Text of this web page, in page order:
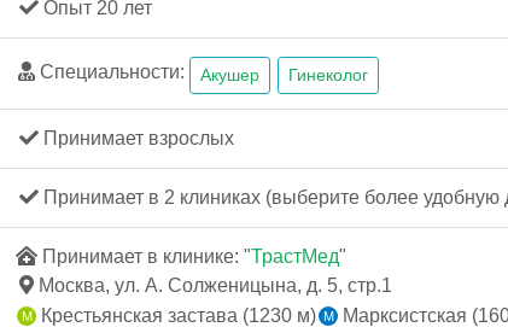
Опыт 20 лет
Специальности: Акушер Гинеколог
Принимает взрослых
Принимает в 2 клиниках (выберите более удобную
Принимает в клинике: "ТрастМед"
Москва, ул. А. Солженицына, д. 5, стр.1
Крестьянская застава (1230 м)
Марксистская